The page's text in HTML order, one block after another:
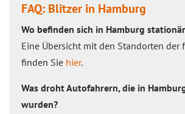
FAQ: Blitzer in Hamburg
Wo befinden sich in Hamburg
Eine Übersicht mit den Standorten der
finden Sie hier.
Was droht Autofahrern, die in
wurden?